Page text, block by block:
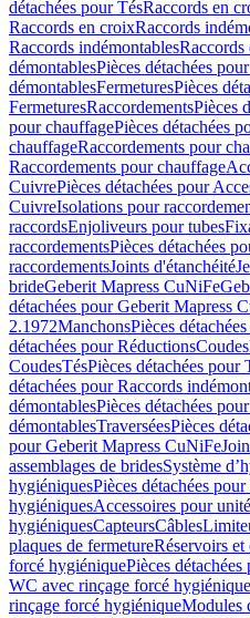
détachées pour TésRaccords en
Raccords en croixRaccords
Raccords indémontablesRaccords
démontablesPièces détachées
démontablesFermeturesPièces
FermeturesRaccordementsPièces
pour chauffagePièces détachées
chauffageRaccordements pour
Raccordements pour chauffage
CuivrePièces détachées pour
CuivreIsolations pour
raccordsEnjoliveurs pour tubes
raccordementsPièces détachées
raccordementsJoints d'étanchéité
brideGeberit Mapress CuNiFe
détachées pour Geberit Mapress
2.1972ManchonsPièces
détachées pour RéductionsCoudes
CoudesTésPièces détachées pour
détachées pour Raccords
démontablesPièces détachées
démontablesTraverséesPièces
pour Geberit Mapress CuNiFe
assemblages de bridesSystème
hygiéniquesPièces détachées
hygiéniquesAccessoires pour
hygiéniquesCapteursCâbles
plaques de fermetureRéservoirs
forcé hygiéniquePièces
WC avec rinçage forcé hygiénique
rinçage forcé hygiéniqueModules